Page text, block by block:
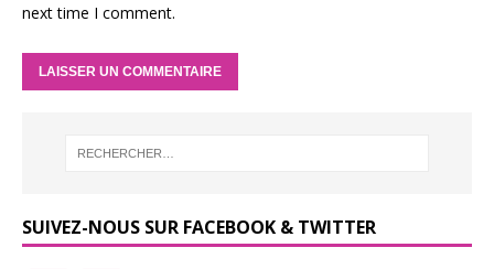
next time I comment.
SUIVEZ-NOUS SUR FACEBOOK & TWITTER